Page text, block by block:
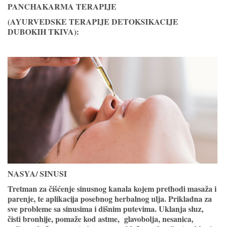
PANCHAKARMA TERAPIJE
(AYURVEDSKE TERAPIJE DETOKSIKACIJE
DUBOKIH TKIVA):
NASYA/ SINUSI
Tretman za čišćenje sinusnog kanala kojem prethodi masaža i
parenje, te aplikacija posebnog herbalnog ulja. Prikladna za
sve probleme sa sinusima i dišnim putevima. Uklanja sluz,
čisti bronhije, pomaže kod astme, glavobolja, nesanica,